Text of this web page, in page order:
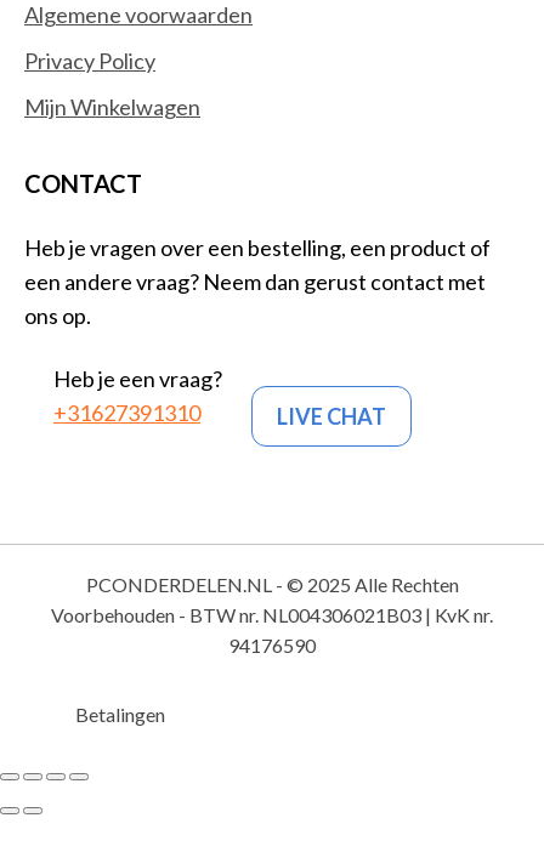
Algemene voorwaarden
Privacy Policy
Mijn Winkelwagen
CONTACT
Heb je vragen over een bestelling, een product of
een andere vraag? Neem dan gerust contact met
ons op.
Heb je een vraag?
+31627391310
LIVE CHAT
PCONDERDELEN.NL - © 2025 Alle Rechten
Voorbehouden - BTW nr. NL004306021B03 | KvK nr.
94176590
Betalingen